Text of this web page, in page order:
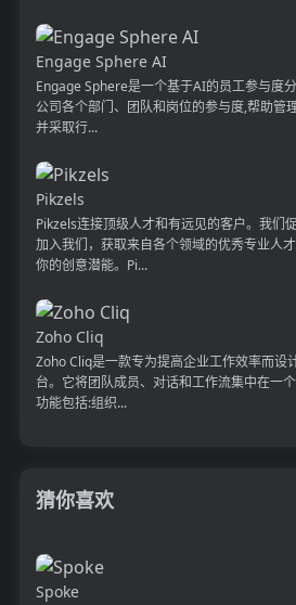
Engage Sphere AI
Engage Sphere是一个基于AI的员工参与度
公司各个部门、团队和岗位的参与度,帮助管
并采取行...
Pikzels
Pikzels连接顶级人才和有远见的客户。我们
加入我们，获取来自各个领域的优秀专业人
你的创意潜能。Pi...
Zoho Cliq
Zoho Cliq是一款专为提高企业工作效率而设
台。它将团队成员、对话和工作流集中在一
功能包括:组织...
猜你喜欢
Spoke